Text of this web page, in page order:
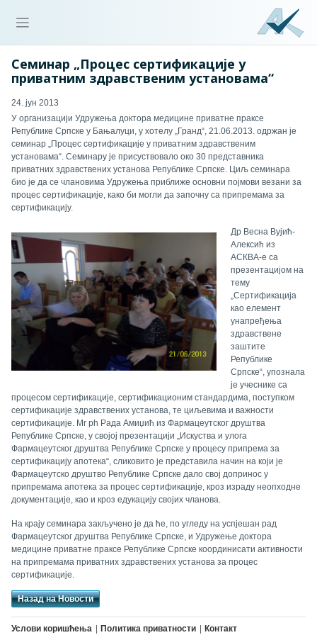
Семинар „Процес сертификације у
приватним здравственим установама“
24. јун 2013
У организацији Удружења доктора медицине приватне праксе
Републике Српске у Бањалуци, у хотелу „Гранд“, 21.06.2013. одржан је
семинар „Процес сертификације у приватним здравственим
установама“. Семинару је присуствовало око 30 представника
приватних здравствених установа Републике Српске. Циљ семинара
био је да се члановима Удружења приближе основни појмови везани за
процес сертификације, како би могли да започну са припремама за
сертификацију.
Др Весна Вујић-
Алексић из
АСКВА-е са
презентацијом на
тему
„Сертификација
као елемент
унапређења
здравствене
заштите
Републике
Српске“, упознала
је учеснике са
процесом сертификације, сертификационим стандардима, поступком
сертификације здравствених установа, те циљевима и важности
сертификације. Mr ph Рада Амиџић из Фармацеутског друштва
Републике Српске, у својој презентацији „Искуства и улога
Фармацеутског друштва Републике Српске у процесу припрема за
сертификацију апотека“, сликовито је представила начин на који је
Фармацеутско друштво Републике Српске дало свој допринос у
припремама апотека за процес сертификације, кроз израду неопходне
документације, као и кроз едукацију својих чланова.
На крају семинара закључено је да ће, по угледу на успјешан рад
Фармацеутског друштва Републике Српске, и Удружење доктора
медицине приватне праксе Републике Српске координисати активности
на припремама приватних здравствених установа за процес
сертификације.
Назад на Новости
Услови коришћења Политика приватности Контакт